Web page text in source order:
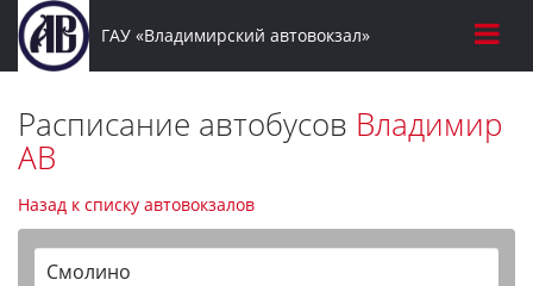
ГАУ «Владимирский автовокзал»
Расписание автобусов Владимир
АВ
Назад к списку автовокзалов
Смолино